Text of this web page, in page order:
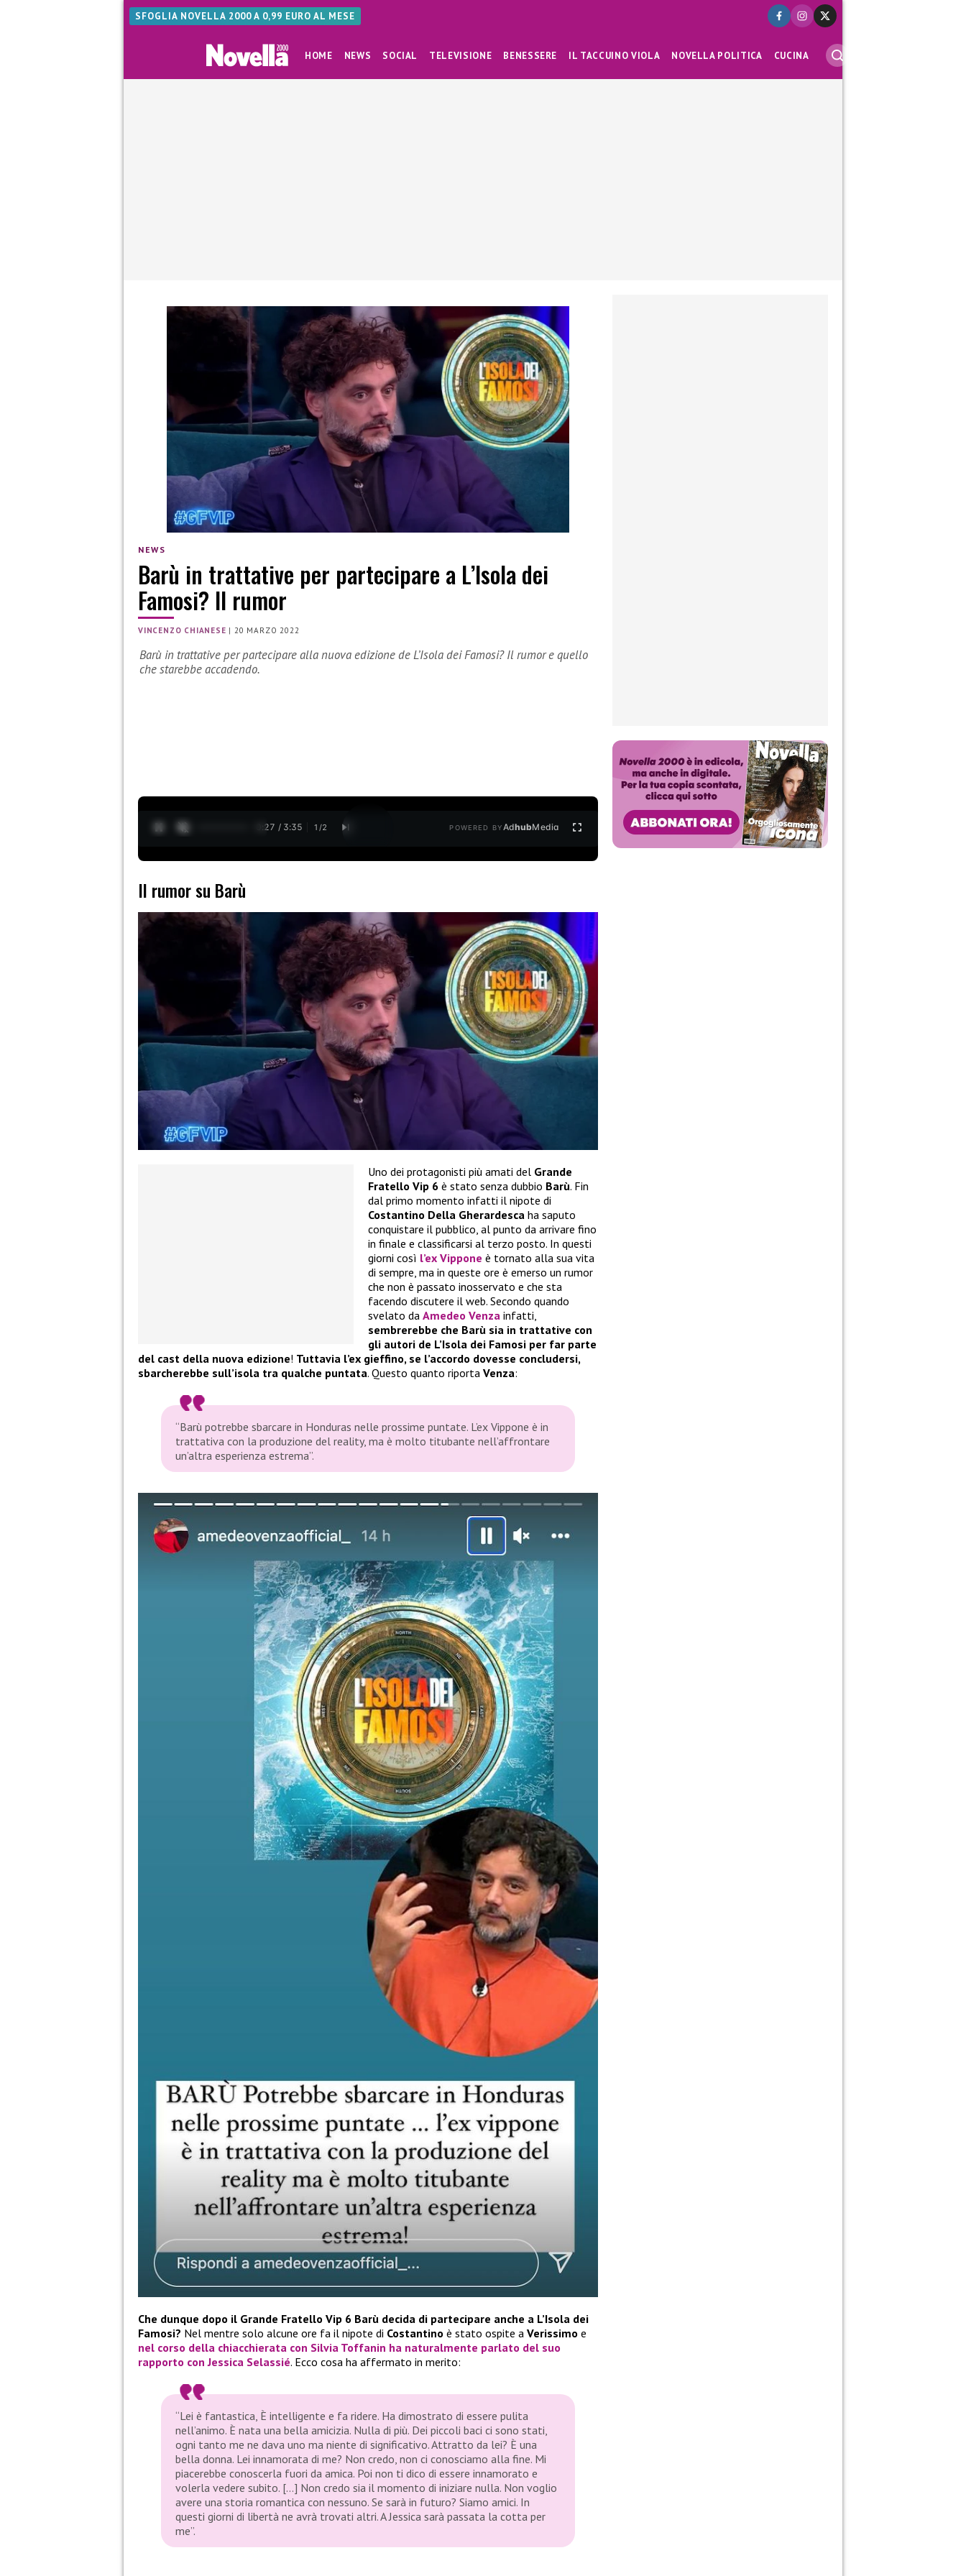
SFOGLIA NOVELLA 2000 A 0,99 EURO AL MESE
HOME NEWS SOCIAL TELEVISIONE BENESSERE IL TACCUINO VIOLA NOVELLA POLITICA CUCINA
NEWS
Barù in trattative per partecipare a L’Isola dei
Famosi? Il rumor
VINCENZO CHIANESE |20 MARZO 2022
Barù in trattative per partecipare alla nuova edizione de L’Isola dei Famosi? Il rumor e quello
che starebbe accadendo.
0:28 / 3:35 1 /2 POWERED BYAdhubMedia
Il rumor su Barù
Uno dei protagonisti più amati del Grande
Fratello Vip 6 è stato senza dubbio Barù. Fin
dal primo momento infatti il nipote di
Costantino Della Gherardesca ha saputo
conquistare il pubblico, al punto da arrivare fino
in finale e classificarsi al terzo posto. In questi
giorni così l’ex Vippone è tornato alla sua vita
di sempre, ma in queste ore è emerso un rumor
che non è passato inosservato e che sta
facendo discutere il web. Secondo quando
svelato da Amedeo Venza infatti,
sembrerebbe che Barù sia in trattative con
gli autori de L’Isola dei Famosi per far parte
del cast della nuova edizione! Tuttavia l’ex gieffino, se l’accordo dovesse concludersi,
sbarcherebbe sull’isola tra qualche puntata. Questo quanto riporta Venza:
“Barù potrebbe sbarcare in Honduras nelle prossime puntate. L’ex Vippone è in
trattativa con la produzione del reality, ma è molto titubante nell’affrontare
un’altra esperienza estrema”.
Che dunque dopo il Grande Fratello Vip 6 Barù decida di partecipare anche a L’Isola dei
Famosi? Nel mentre solo alcune ore fa il nipote di Costantino è stato ospite a Verissimo e
nel corso della chiacchierata con Silvia Toffanin ha naturalmente parlato del suo
rapporto conJessica Selassié. Ecco cosa ha affermato in merito:
“Lei è fantastica, È intelligente e fa ridere. Ha dimostrato di essere pulita
nell’animo. È nata una bella amicizia. Nulla di più. Dei piccoli baci ci sono stati,
ogni tanto me ne dava uno ma niente di significativo. Attratto da lei? È una
bella donna. Lei innamorata di me? Non credo, non ci conosciamo alla fine. Mi
piacerebbe conoscerla fuori da amica. Poi non ti dico di essere innamorato e
volerla vedere subito. […] Non credo sia il momento di iniziare nulla. Non voglio
avere una storia romantica con nessuno. Se sarà in futuro? Siamo amici. In
questi giorni di libertà ne avrà trovati altri. A Jessica sarà passata la cotta per
me”.